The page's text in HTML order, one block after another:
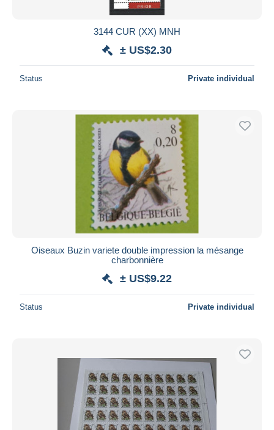
3144 CUR (XX) MNH
± US$2.30
Status Private individual
Oiseaux Buzin variete double impression la mésange
charbonnière
± US$9.22
Status Private individual